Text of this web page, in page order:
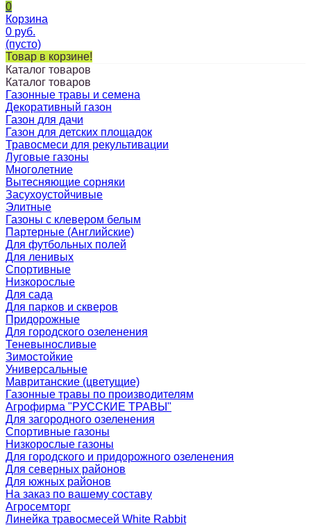
0
Корзина
0 руб.
(пусто)
Товар в корзине!
Каталог товаров
Каталог товаров
Газонные травы и семена
Декоративный газон
Газон для дачи
Газон для детских площадок
Травосмеси для рекультивации
Луговые газоны
Многолетние
Вытесняющие сорняки
Засухоустойчивые
Элитные
Газоны с клевером белым
Партерные (Английские)
Для футбольных полей
Для ленивых
Спортивные
Низкорослые
Для сада
Для парков и скверов
Придорожные
Для городского озеленения
Теневыносливые
Зимостойкие
Универсальные
Мавританские (цветущие)
Газонные травы по производителям
Агрофирма "РУССКИЕ ТРАВЫ"
Для загородного озеленения
Спортивные газоны
Низкорослые газоны
Для городского и придорожного озеленения
Для северных районов
Для южных районов
На заказ по вашему составу
Агросемторг
Линейка травосмесей White Rabbit